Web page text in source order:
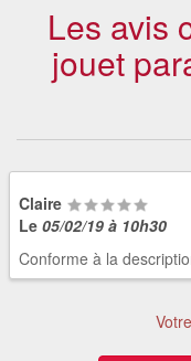
Les avis
jouet
Claire
Le 05/02/19 à 10h30
Conforme à la